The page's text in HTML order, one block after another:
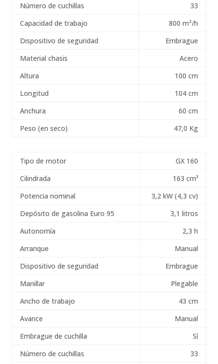
Número de cuchillas
33
Capacidad de trabajo
800 m²/h
Dispositivo de seguridad
Embrague
Material chasis
Acero
Altura
100 cm
Longitud
104 cm
Anchura
60 cm
Peso (en seco)
47,0 Kg
Tipo de motor
GX 160
Cilindrada
163 cm³
Potencia nominal
3,2 kW (4,3 cv)
Depósito de gasolina Euro 95
3,1 litros
Autonomía
2,3 h
Arranque
Manual
Dispositivo de seguridad
Embrague
Manillar
Plegable
Ancho de trabajo
43 cm
Avance
Manual
Embrague de cuchilla
Sí
Número de cuchillas
33